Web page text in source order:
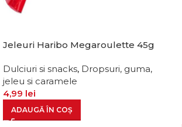
Jeleuri Haribo Megaroulette 45g
Dulciuri si snacks, Dropsuri, guma,
jeleu si caramele
4,99 lei
ADAUGĂ ÎN COȘ